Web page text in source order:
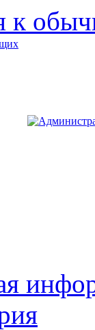
к